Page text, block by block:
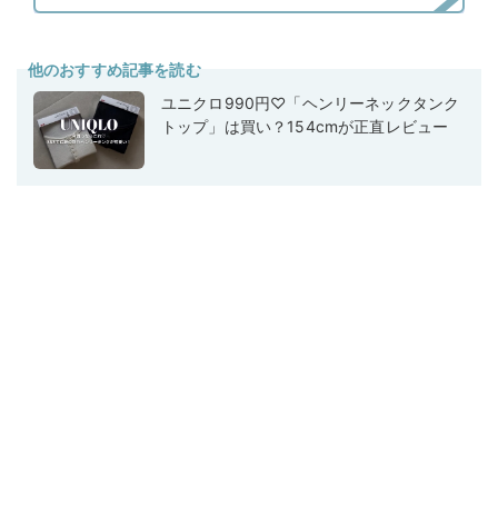
他のおすすめ記事を読む
ユニクロ990円♡「ヘンリーネックタンク
トップ」は買い？154cmが正直レビュー